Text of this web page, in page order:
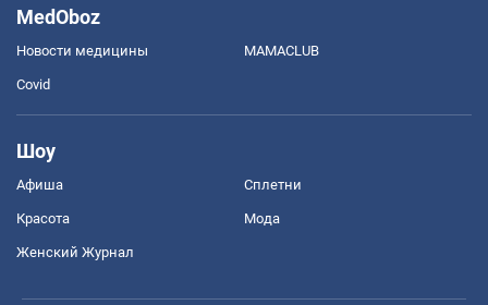
MedOboz
Новости медицины MAMACLUB
Covid
Шоу
Афиша Сплетни
Красота Мода
Женский Журнал